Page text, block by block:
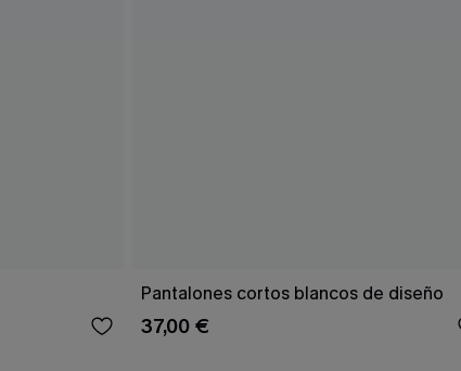
Pantalones cortos blancos de diseño
37,00 €